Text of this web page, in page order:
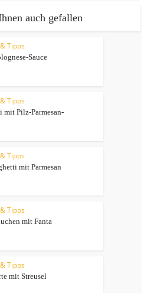
auch gefallen
Tipps
Sauce
Tipps
mit Pilz-Parmesan-
Tipps
mit Parmesan
Tipps
mit Fanta
Tipps
mit Streusel